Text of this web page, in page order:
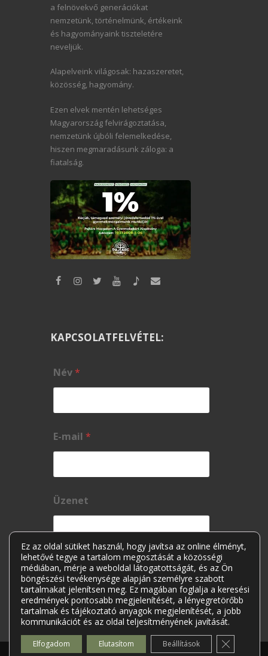
a felnövekvő generációkat
nemzetünk, történelmünk, értékeink
és hagyományaink tiszteletére
neveljük.
Alapelveink világosak: hazaszeretet,
közösség, hagyomány.
Ezen elvek mentén lehetséges
Magyarország felvirágoztatása,
nemzetünk újbóli felemelkedése,
hiszen megmaradásunk záloga: a
fiatalság.
KAPCSOLATFELVÉTEL:
Név*
E-mail *
Üzenet
Elküldés
Ez az oldal sütiket használ, hogy javítsa az online élményt,
lehetővé tegye a tartalom megosztását a közösségi
médiában, mérje a weboldal látogatottságát, és az Ön
böngészési tevékenysége alapján személyre szabott
tartalmakat jelenítsen meg. Ez magában foglalja a keresési
eredmények pontosabb megjelenítését, a lényegretörőbb
tartalmak és tájékoztató anyagok megjelenítését, a jobb
kommunikációt és az oldal teljesítményének javítását.
Elfogadom Elutasítom Beállítások Close